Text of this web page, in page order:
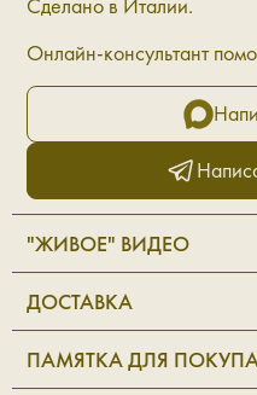
Сделано в Италии.
Онлайн-консультант
"ЖИВОЕ" ВИДЕО
ДОСТАВКА
ПАМЯТКА ДЛЯ